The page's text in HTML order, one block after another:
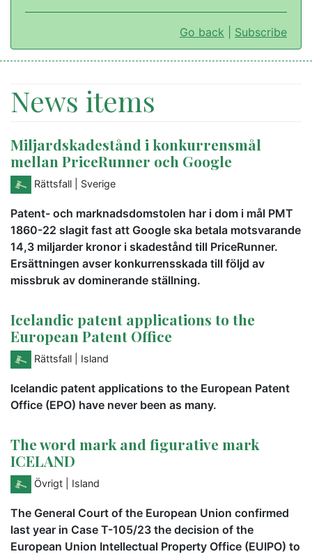
Go back Subscribe
News items
Miljardskadestånd i konkurrensmål
mellan PriceRunner och Google
Rättsfall | Sverige
Patent- och marknadsdomstolen har i dom i mål PMT
1860-22 slagit fast att Google ska betala motsvarande
14,3 miljarder kronor i skadestånd till PriceRunner.
Ersättningen avser konkurrensskada till följd av
missbruk av dominerande ställning.
Icelandic patent applications to the
European Patent Office
Rättsfall | Island
Icelandic patent applications to the European Patent
Office (EPO) have never been as many.
The word mark and figurative mark
ICELAND
Övrigt | Island
The General Court of the European Union confirmed
last year in Case T-105/23 the decision of the
European Union Intellectual Property Office (EUIPO) to